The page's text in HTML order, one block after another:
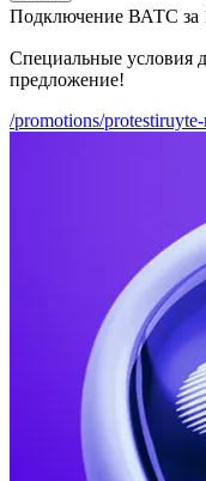
Подключение ВАТС за
Специальные условия
предложение!
/promotions/